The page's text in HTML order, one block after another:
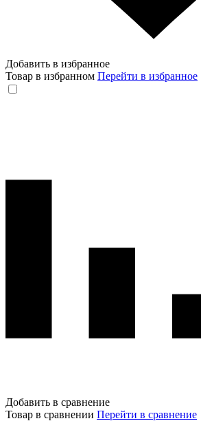
Добавить в избранное
Товар в избранном Перейти в избранное
Добавить в сравнение
Товар в сравнении Перейти в сравнение